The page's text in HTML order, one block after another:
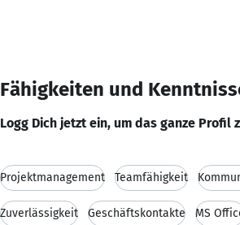
Fähigkeiten und
Logg Dich jetzt ein, um das ganze Profil
Projektmanagement Teamfähigkeit
Zuverlässigkeit Geschäftskontakte MS